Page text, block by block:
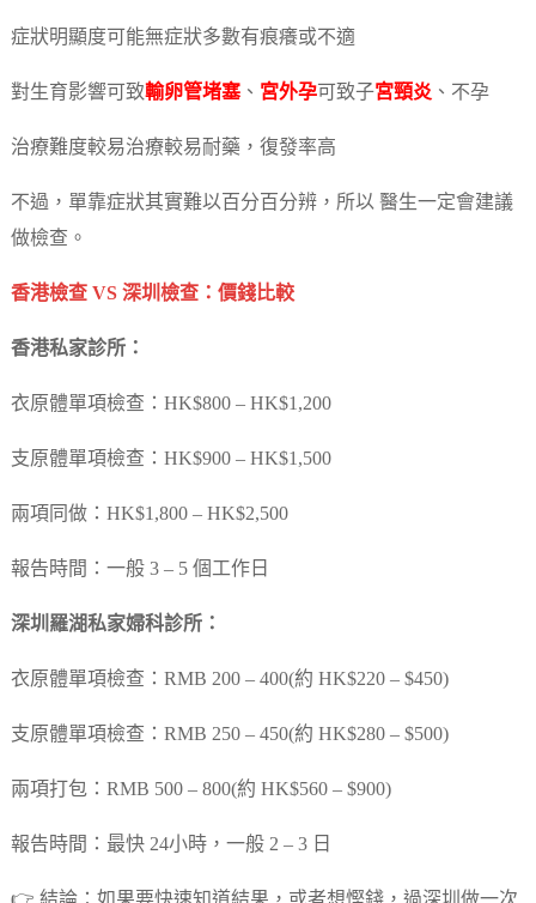
症狀明顯度可能無症狀多數有痕癢或不適
對生育影響可致輸卵管堵塞、 宮外孕可致子宮頸炎、不孕
治療難度較易治療較易耐藥，復發率高
不過，單靠症狀其實難以百分百分辨，所以 醫生一定會建議
做檢查。
香港檢查 VS 深圳檢查：價錢比較
香港私家診所：
衣原體單項檢查：HK$800 – HK$1,200
支原體單項檢查：HK$900 – HK$1,500
兩項同做：HK$1,800 – HK$2,500
報告時間：一般 3 – 5 個工作日
深圳羅湖私家婦科診所：
衣原體單項檢查：RMB 200 – 400(約 HK$220 – $450)
支原體單項檢查：RMB 250 – 450(約 HK$280 – $500)
兩項打包：RMB 500 – 800(約 HK$560 – $900)
報告時間：最快 24小時，一般 2 – 3 日